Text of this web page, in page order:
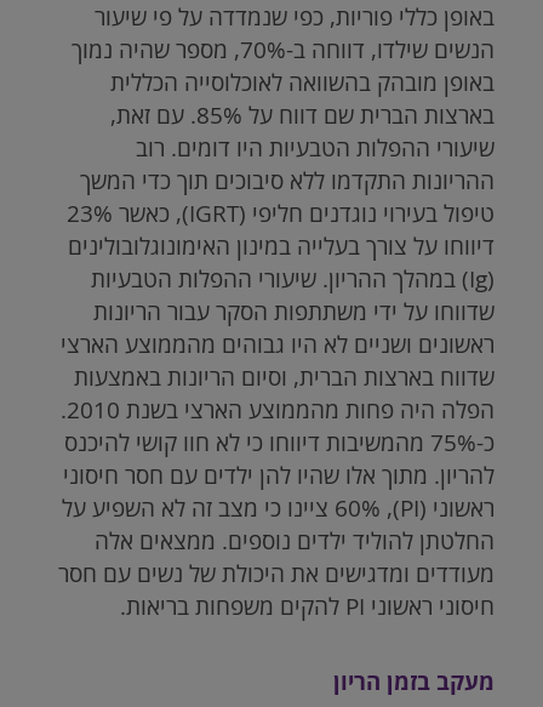
באופן כללי פוריות, כפי שנמדדה על פי שיעור
הנשים שילדו, דווחה ב-70%, מספר שהיה נמוך
באופן מובהק בהשוואה לאוכלוסייה הכללית
בארצות הברית שם דווח על 85%. עם זאת,
שיעורי ההפלות הטבעיות היו דומים. רוב
ההריונות התקדמו ללא סיבוכים תוך כדי המשך
טיפול בעירוי נוגדנים חליפי (IGRT)
, כאשר 23%
דיווחו על צורך בעלייה במינון האימונוגלובולינים
(Ig) במהלך ההריון. שיעורי ההפלות הטבעיות
שדווחו על ידי משתתפות הסקר עבור הריונות
ראשונים ושניים לא היו גבוהים מהממוצע הארצי
שדווח בארצות הברית, וסיום הריונות באמצעות
הפלה היה פחות מהממוצע הארצי בשנת 2010.
כ-75% מהמשיבות דיווחו כי לא חוו קושי להיכנס
להריון. מתוך אלו שהיו להן ילדים עם חסר חיסוני
ראשוני (PI)
, 60% ציינו כי מצב זה לא השפיע על
החלטתן להוליד ילדים נוספים. ממצאים אלה
מעודדים ומדגישים את היכולת של נשים עם חסר
חיסוני ראשוני PI להקים משפחות בריאות.
מעקב בזמן הריון